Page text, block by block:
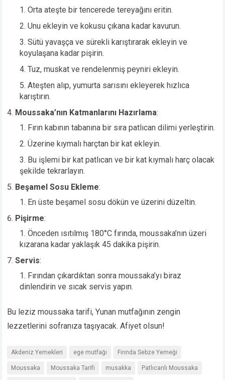
Orta ateşte bir tencerede tereyağını eritin.
Unu ekleyin ve kokusu çıkana kadar kavurun.
Sütü yavaşça ve sürekli karıştırarak ekleyin ve
koyulaşana kadar pişirin.
Tuz, muskat ve rendelenmiş peyniri ekleyin.
Ateşten alıp, yumurta sarısını ekleyerek hızlıca
karıştırın.
Moussaka’nın Katmanlarını Hazırlama:
Fırın kabının tabanına bir sıra patlıcan dilimi yerleştirin.
Üzerine kıymalı harçtan bir kat ekleyin.
Bu işlemi bir kat patlıcan ve bir kat kıymalı harç olacak
şekilde tekrarlayın.
Beşamel Sosu Ekleme:
En üste beşamel sosu dökün ve üzerini düzeltin.
Pişirme:
Önceden ısıtılmış 180°C fırında, moussaka’nın üzeri
kızarana kadar yaklaşık 45 dakika pişirin.
Servis:
Fırından çıkardıktan sonra moussaka’yı biraz
dinlendirin ve sıcak servis yapın.
Bu leziz moussaka tarifi, Yunan mutfağının zengin
lezzetlerini sofranıza taşıyacak. Afiyet olsun!
Akdeniz Yemekleri ege mutfağı Fırında Sebze Yemeği
Moussaka Moussaka Tarifi musakka Patlıcanlı Moussaka